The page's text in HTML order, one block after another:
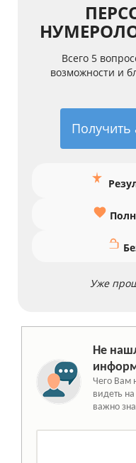
Всего 5
возможности и
Получить
Уже
Не
Чего Вам
видеть
важно